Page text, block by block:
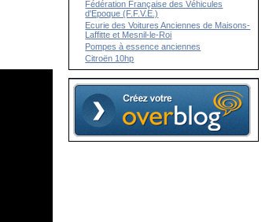
Fédération Française des Véhicules
d'Epoque (F.F.V.E.)
Ecurie des Voitures Anciennes de Maisons-
Laffitte et Mesnil-le-Roi
Pompes à essence anciennes
Citroën 10hp